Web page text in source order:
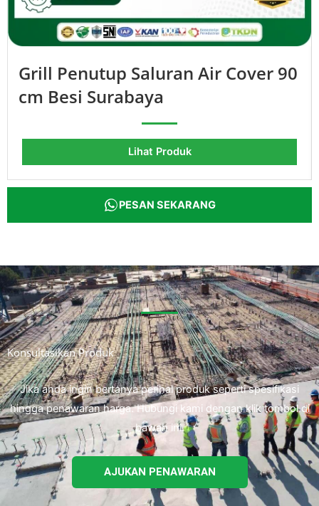
Grill Penutup Saluran Air Cover 90
cm Besi Surabaya
Lihat Produk
PESAN SEKARANG
Konsultasikan Produk
Jika anda ingin bertanya perihal produk seperti spesifikasi
hingga penawaran harga. Hubungi kami dengan klik tombol di
bawah ini.
AJUKAN PENAWARAN